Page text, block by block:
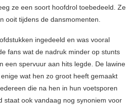
ze een soort hoofdrol toebedeeld. Ze
ooit tijdens de dansmomenten.
ingedeeld en was vooral
fans wat de nadruk minder op stunts
een spervuur aan hits legde. De lawine
wat hen zo groot heeft gemaakt
die na hen in hun voetsporen
staat ook vandaag nog synoniem voor